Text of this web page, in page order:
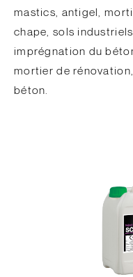
mastics, antigel,
chape, sols
imprégnation du
mortier de
béton.